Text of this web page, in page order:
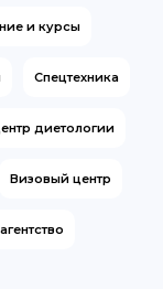
и курсы
Спецтехника
диетологии
Визовый центр